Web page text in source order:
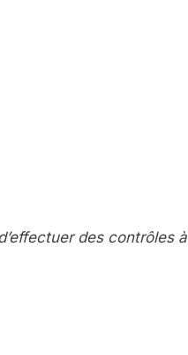
des contrôles à